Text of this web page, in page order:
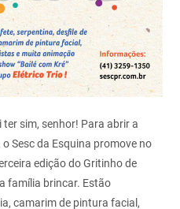
sim, senhor! Para abrir a
Sesc da Esquina promove no
edição do Gritinho de
família brincar. Estão
camarim de pintura facial,